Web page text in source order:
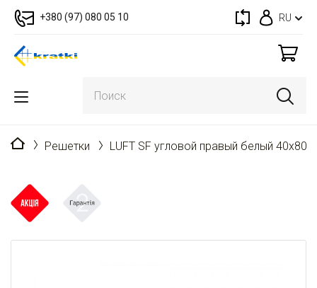
+380 (97) 080 05 10 RU
Главная
Решетки LUFT SF угловой правый белый